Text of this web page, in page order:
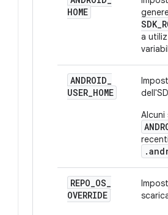
HOME
SDK_
a
ANDROID_
USER_HOME
REPO_OS_
OVERRIDE